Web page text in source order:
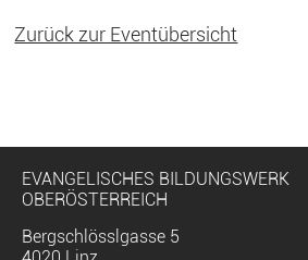
Zurück zur Eventübersicht
EVANGELISCHES BILDUNGSWERK
OBERÖSTERREICH
Bergschlösslgasse 5